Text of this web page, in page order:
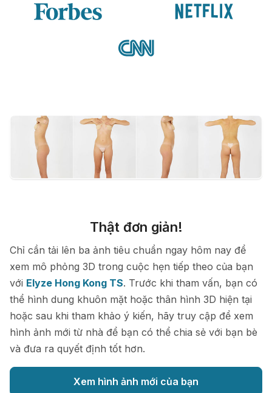
Thật đơn giản!
Chỉ cần tải lên ba ảnh tiêu chuẩn ngay hôm nay để
xem mô phỏng 3D trong cuộc hẹn tiếp theo của bạn
với Elyze Hong Kong TS. Trước khi tham vấn, bạn có
thể hình dung khuôn mặt hoặc thân hình 3D hiện tại
hoặc sau khi tham khảo ý kiến, hãy truy cập để xem
hình ảnh mới từ nhà để bạn có thể chia sẻ với bạn bè
và đưa ra quyết định tốt hơn.
Xem hình ảnh mới của bạn